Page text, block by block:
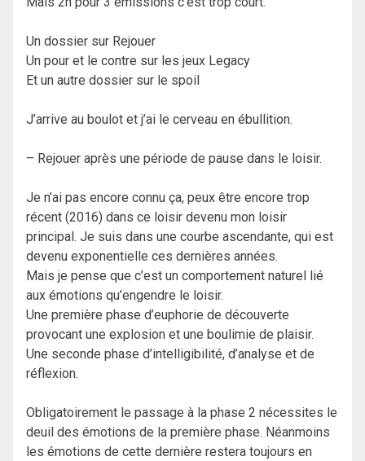
Un dossier sur Rejouer
Un pour et le contre sur les jeux Legacy
Et un autre dossier sur le spoil
J’arrive au boulot et j’ai le cerveau en ébullition.
– Rejouer après une période de pause dans le loisir.
Je n’ai pas encore connu ça, peux être encore trop
récent (2016) dans ce loisir devenu mon loisir
principal. Je suis dans une courbe ascendante, qui est
devenu exponentielle ces dernières années.
Mais je pense que c’est un comportement naturel lié
aux émotions qu’engendre le loisir.
Une première phase d’euphorie de découverte
provocant une explosion et une boulimie de plaisir.
Une seconde phase d’intelligibilité, d’analyse et de
réflexion.
Obligatoirement le passage à la phase 2 nécessites le
deuil des émotions de la première phase. Néanmoins
les émotions de cette dernière restera toujours en